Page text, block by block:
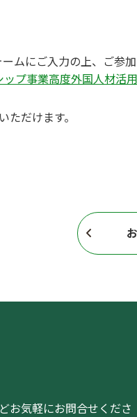
ムにご入力の上、ご参加
事業高度外国人材活用
だけます。
お気軽にお問合せくださ